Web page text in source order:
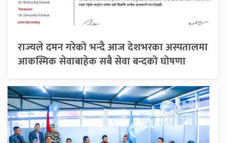
राज्यले दमन गरेको भन्दै आज देशभरका अस्पतालमा
आकस्मिक सेवाबाहेक सबै सेवा बन्दको घोषणा